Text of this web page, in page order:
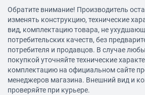
Обратите внимание! Производитель
изменять конструкцию, технические
вид, комплектацию товара, не
потребительских качеств, без
потребителя и продавцов. В случае
покупкой уточняйте технические
комплектацию на официальном сайте
менеджеров магазина. Внешний вид и
проверяйте при курьере.